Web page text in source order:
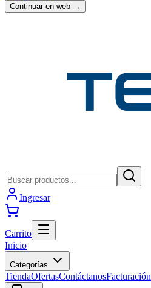
Continuar en web →
Ingresar
Carrito
Inicio
Categorías
TiendaOfertasContáctanosFacturación